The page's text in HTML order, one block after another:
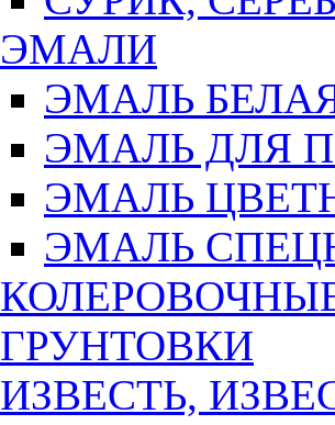
ЭМАЛИ
ЭМАЛЬ
ЭМАЛЬ ДЛЯ
ЭМАЛЬ
ЭМАЛЬ
ГРУНТОВКИ
ИЗВЕСТЬ,